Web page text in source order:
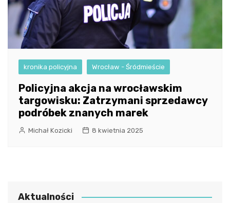
kronika policyjna Wrocław - Śródmieście
Policyjna akcja na wrocławskim
targowisku: Zatrzymani sprzedawcy
podróbek znanych marek
Michał Kozicki 8 kwietnia 2025
Aktualności